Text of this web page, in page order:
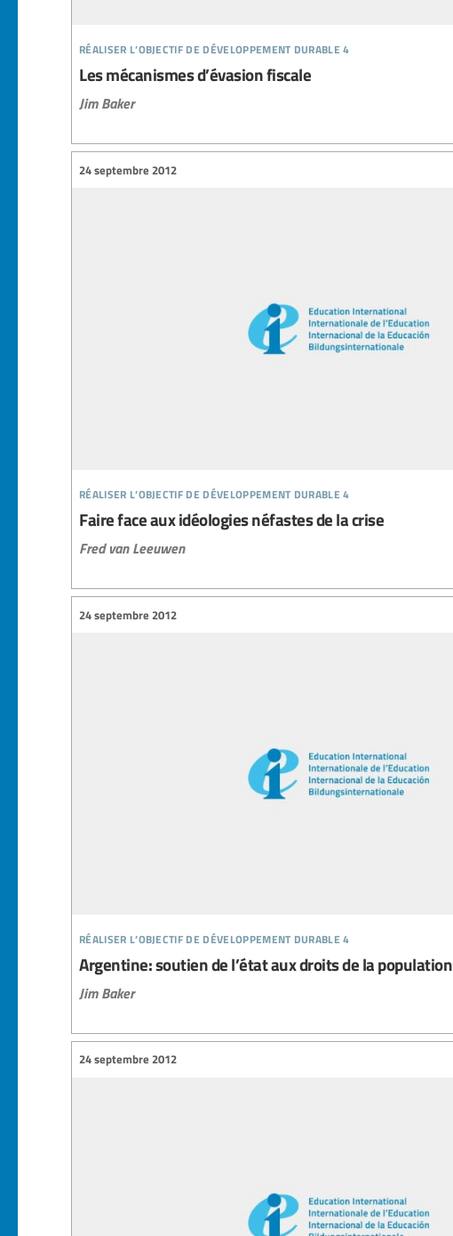
réaliser l’objectif de développement durable 4
Les mécanismes d’évasion fiscale
Jim Baker
réaliser l’objectif de développement durable 4
24 septembre 2012
Faire face aux idéologies néfastes de la crise
Fred van Leeuwen
réaliser l’objectif de développement durable 4
24 septembre 2012
Argentine: soutien de l’état aux droits de la population
Jim Baker
24 septembre 2012